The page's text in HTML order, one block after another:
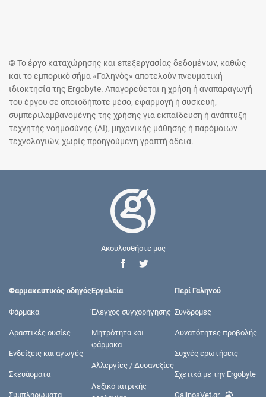
© Το έργο καταχώρησης και επεξεργασίας δεδομένων, καθώς
και το εμπορικό σήμα «Γαληνός» αποτελούν πνευματική
ιδιοκτησία της Ergobyte. Απαγορεύεται η χρήση ή αναπαραγωγή
του έργου σε οποιοδήποτε μέσο, εφαρμογή ή συσκευή,
συμπεριλαμβανομένης της χρήσης για εκπαίδευση ή ανάπτυξη
τεχνητής νοημοσύνης (AI), μηχανικής μάθησης ή παρόμοιων
τεχνολογιών, χωρίς προηγούμενη γραπτή άδεια.
Ακουλουθήστε μας
Φαρμακευτικός οδηγός
Φάρμακα
Δραστικές ουσίες
Ενδείξεις και αγωγές
Σκευάσματα
Συμπληρώματα
Εργαλεία
Έλεγχος συγχορήγησης
Μητρότητα και
φάρμακα
Αλλεργίες / Δυσανεξίες
Λεξικό ιατρικής
Περί Γαληνού
Συνδρομές
Δυνατότητες προβολής
Συχνές ερωτήσεις
Σχετικά με την Ergobyte
GalinosVet.gr